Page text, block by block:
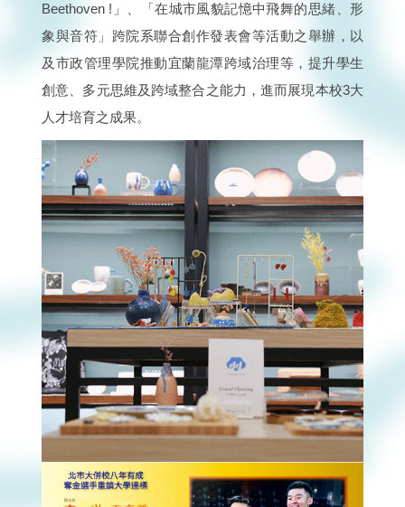
Beethoven !」、「在城市風貌記憶中飛舞的思緒、形
象與音符」跨院系聯合創作發表會等活動之舉辦，以
及市政管理學院推動宜蘭龍潭跨域治理等，提升學生
創意、多元思維及跨域整合之能力，進而展現本校3大
人才培育之成果。